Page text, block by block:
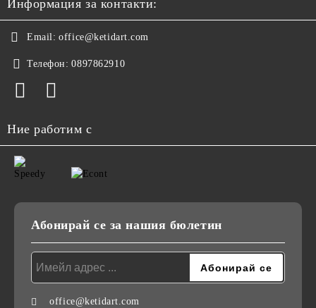
Информация за контакти:
Email: office@ketidart.com
Телефон: 0897862910
Ние работим с
Абонирай се за нашия бюлетин
office@ketidart.com